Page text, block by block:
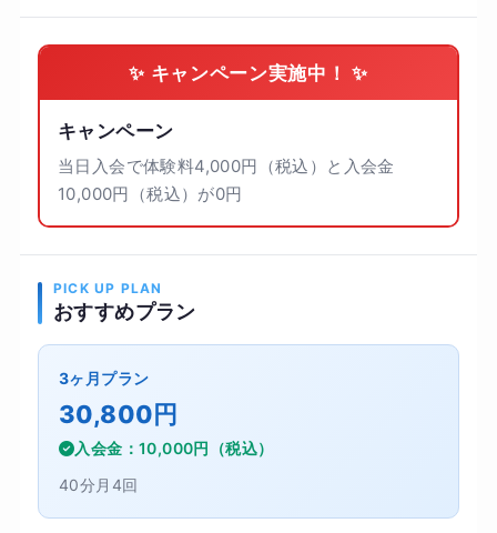
✨ キャンペーン実施中！ ✨
キャンペーン
当日入会で体験料4,000円（税込）と入会金
10,000円（税込）が0円
PICK UP PLAN
おすすめプラン
3ヶ月プラン
30,800円
入会金：10,000円（税込）
40分月4回